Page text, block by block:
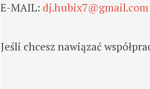
E-MAIL: dj.hubix7@gmail.com
Jeśli chcesz nawiązać